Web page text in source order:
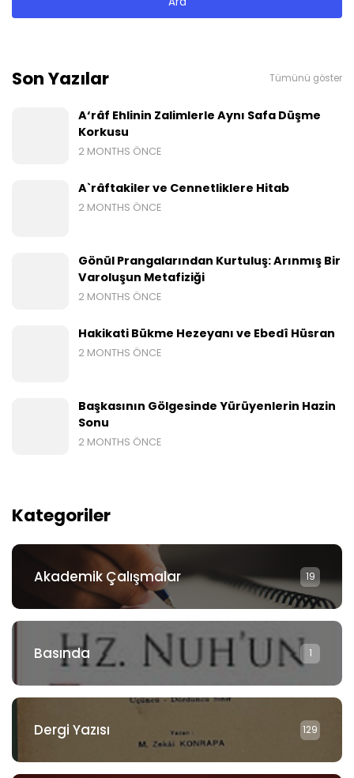
Son Yazılar Tümünü göster
A‘râf Ehlinin Zalimlerle Aynı Safa Düşme
Korkusu
2 MONTHS ÖNCE
A`râftakiler ve Cennetliklere Hitab
2 MONTHS ÖNCE
Gönül Prangalarından Kurtuluş: Arınmış Bir
Varoluşun Metafiziği
2 MONTHS ÖNCE
Hakikati Bükme Hezeyanı ve Ebedî Hüsran
2 MONTHS ÖNCE
Başkasının Gölgesinde Yürüyenlerin Hazin
Sonu
2 MONTHS ÖNCE
Kategoriler
Akademik Çalışmalar 19
Basında 1
Dergi Yazısı 129